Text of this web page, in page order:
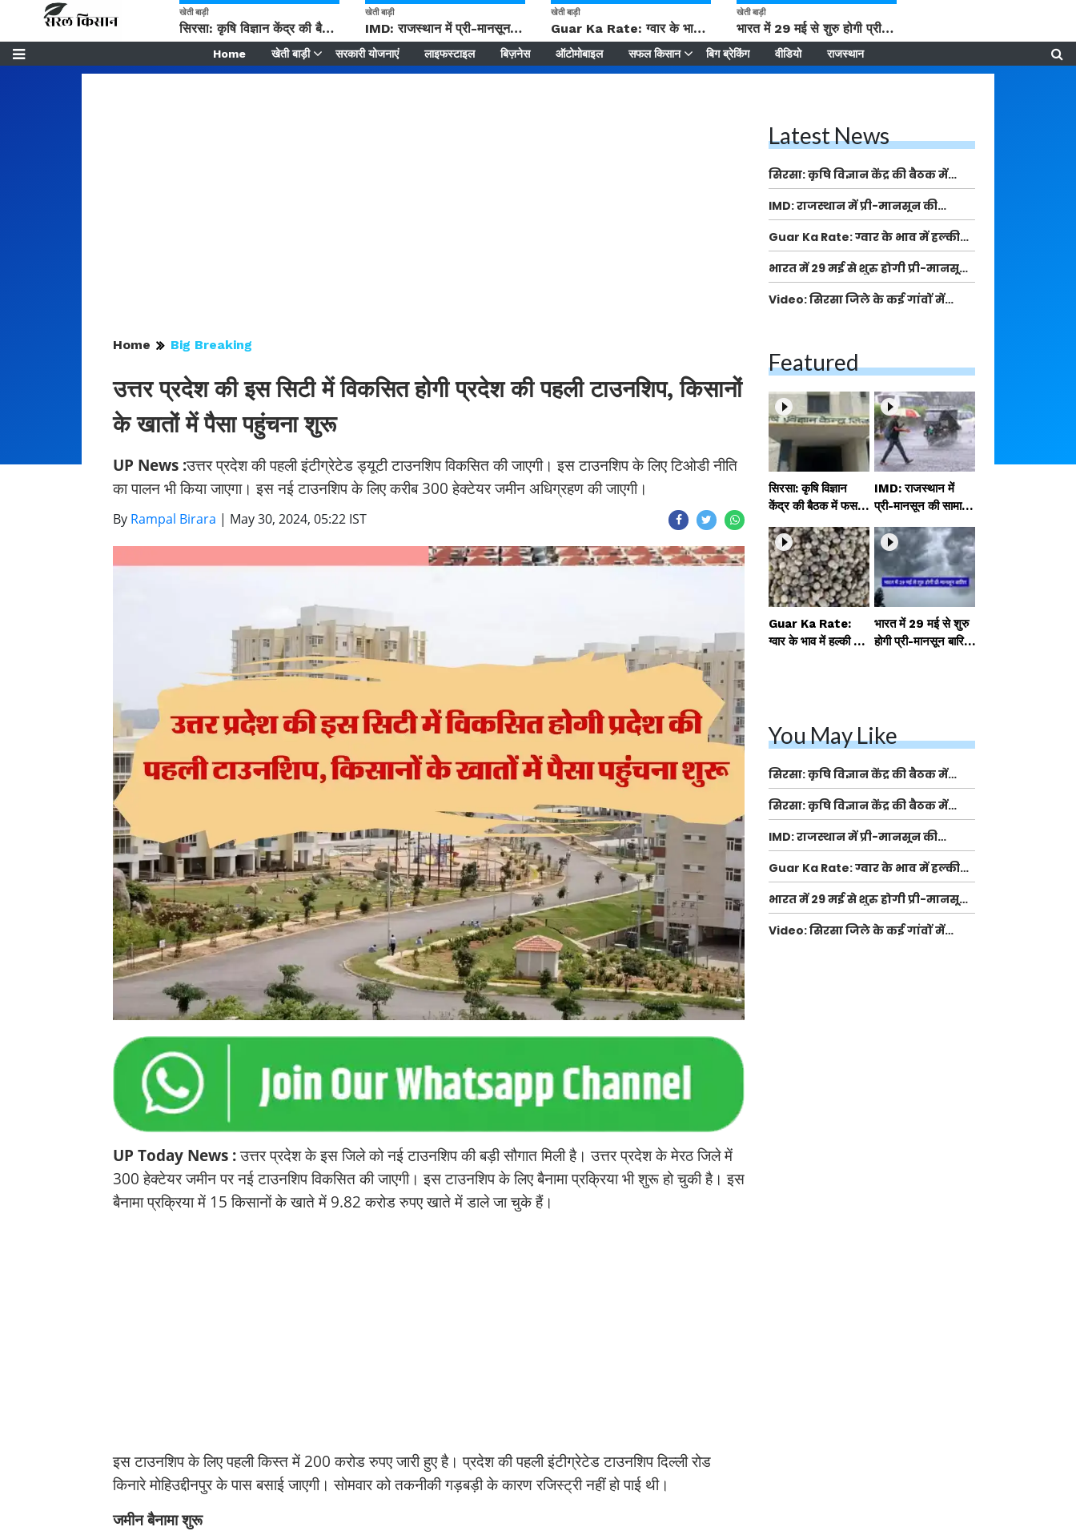
खेती बाड़ी
सिरसा: कृषि विज्ञान केंद्र की बैठक में फसल बीमा विधि कारण व कृषि उद्यमिता बढ़ावा देने पर चर्चा
खेती बाड़ी
IMD: राजस्थान में प्री-मानसून की सामान्य से 74% अधिक बारिश, दस्तक में देरी और मानसून कमजोर रहेगा
खेती बाड़ी
Guar Ka Rate: ग्वार के भाव में हल्की बढ़ोतरी, बढ़ सकता है बुवाई का रकबा
खेती बाड़ी
भारत में 29 मई से शुरु होगी प्री-मानसून बारिश, ECMWF विदेशी मौसम एजेंसी का पूर्वानुमान
Home खेती बाड़ी सरकारी योजनाएं लाइफस्टाइल बिज़नेस ऑटोमोबाइल सफल किसान बिग ब्रेकिंग वीडियो राजस्थान
Home Big Breaking
उत्तर प्रदेश की इस सिटी में विकसित होगी प्रदेश की पहली टाउनशिप, किसानों
के खातों में पैसा पहुंचना शुरू
UP News :उत्तर प्रदेश की पहली इंटीग्रेटेड ड्यूटी टाउनशिप विकसित की जाएगी। इस टाउनशिप के लिए टिओडी नीति
का पालन भी किया जाएगा। इस नई टाउनशिप के लिए करीब 300 हेक्टेयर जमीन अधिग्रहण की जाएगी।
By Rampal Birara | May 30, 2024, 05:22 IST
UP Today News :उत्तर प्रदेश के इस जिले को नई टाउनशिप की बड़ी सौगात मिली है। उत्तर प्रदेश के मेरठ जिले में
300 हेक्टेयर जमीन पर नई टाउनशिप विकसित की जाएगी। इस टाउनशिप के लिए बैनामा प्रक्रिया भी शुरू हो चुकी है। इस
बैनामा प्रक्रिया में 15 किसानों के खाते में 9.82 करोड रुपए खाते में डाले जा चुके हैं।
इस टाउनशिप के लिए पहली किस्त में 200 करोड रुपए जारी हुए है। प्रदेश की पहली इंटीग्रेटेड टाउनशिप दिल्ली रोड
किनारे मोहिउद्दीनपुर के पास बसाई जाएगी। सोमवार को तकनीकी गड़बड़ी के कारण रजिस्ट्री नहीं हो पाई थी।
जमीन बैनामा शुरू
Latest News
सिरसा: कृषि विज्ञान केंद्र की बैठक में
फसल बीमा विधि कारण व कृषि उद्यमिता
बढ़ावा देने पर चर्चा
IMD: राजस्थान में प्री-मानसून की
सामान्य से 74% अधिक बारिश, दस्तक में
देरी और मानसून कमजोर रहेगा
Guar Ka Rate: ग्वार के भाव में हल्की
बढ़ोतरी, बढ़ सकता है बुवाई का रकबा
भारत में 29 मई से शुरु होगी प्री-मानसून
बारिश, ECMWF विदेशी मौसम एजेंसी का
पूर्वानुमान
Video: सिरसा जिले के कई गांवों में
Featured
सिरसा: कृषि विज्ञान
केंद्र की बैठक में फसल
बीमा विधि कारण व कृषि
उद्यमिता बढ़ावा देने पर च
र्चा
IMD: राजस्थान में
प्री-मानसून की सामान्य
से 74% अधिक बारिश,
दस्तक में देरी और मान
सून कमजोर रहेगा
Guar Ka Rate:
ग्वार के भाव में हल्की ब
भारत में 29 मई से शुरु
होगी प्री-मानसून बारिश,
You May Like
सिरसा: कृषि विज्ञान केंद्र की बैठक में
फसल बीमा विधि कारण व कृषि उद्यमिता
बढ़ावा देने पर चर्चा
सिरसा: कृषि विज्ञान केंद्र की बैठक में
फसल बीमा विधि कारण व कृषि उद्यमिता
बढ़ावा देने पर चर्चा
IMD: राजस्थान में प्री-मानसून की
सामान्य से 74% अधिक बारिश, दस्तक में
देरी और मानसून कमजोर रहेगा
Guar Ka Rate: ग्वार के भाव में हल्की
बढ़ोतरी, बढ़ सकता है बुवाई का रकबा
भारत में 29 मई से शुरु होगी प्री-मानसून
बारिश, ECMWF विदेशी मौसम एजेंसी का
पूर्वानुमान
Video: सिरसा जिले के कई गांवों में